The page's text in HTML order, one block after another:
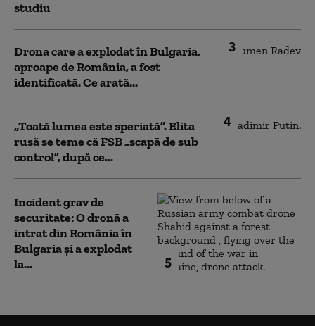
studiu
3
Drona care a explodat în Bulgaria,
aproape de România, a fost
identificată. Ce arată...
4
„Toată lumea este speriată”. Elita
rusă se teme că FSB „scapă de sub
control”, după ce...
5
Incident grav de
securitate: O dronă a
intrat din România în
Bulgaria şi a explodat
la...